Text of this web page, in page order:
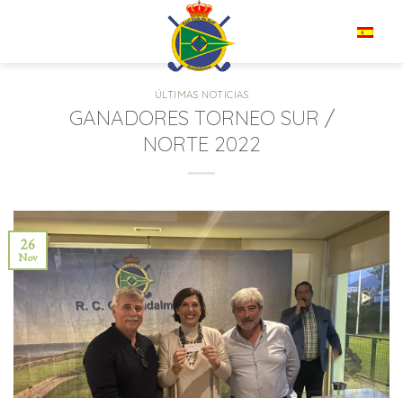
ÚLTIMAS NOTICIAS
GANADORES TORNEO SUR /
NORTE 2022
26
Nov